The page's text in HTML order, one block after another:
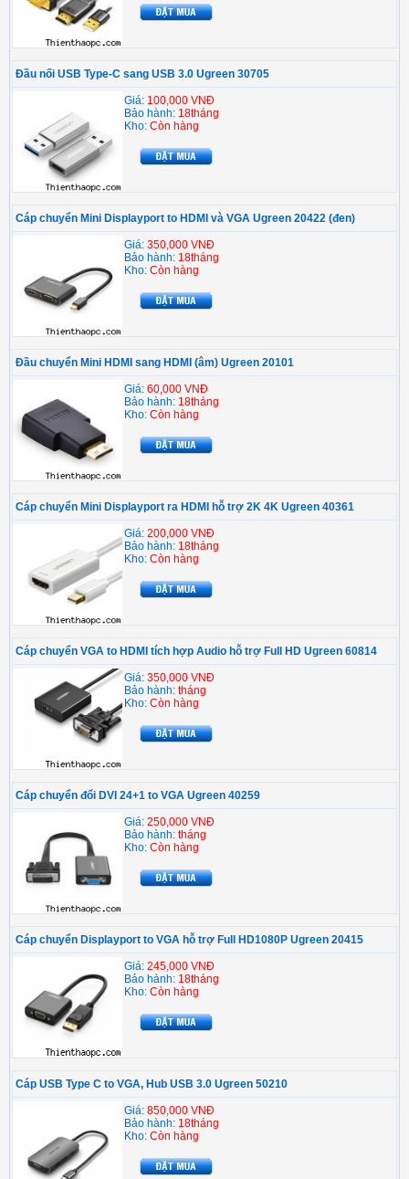
Đầu nối USB Type-C sang USB 3.0 Ugreen 30705
Giá: 100,000 VNĐ
Bảo hành: 18tháng
Kho: Còn hàng
Cáp chuyển Mini Displayport to HDMI và VGA Ugreen 20422 (đen)
Giá: 350,000 VNĐ
Bảo hành: 18tháng
Kho: Còn hàng
Đầu chuyển Mini HDMI sang HDMI (âm) Ugreen 20101
Giá: 60,000 VNĐ
Bảo hành: 18tháng
Kho: Còn hàng
Cáp chuyển Mini Displayport ra HDMI hỗ trợ 2K 4K Ugreen 40361
Giá: 200,000 VNĐ
Bảo hành: 18tháng
Kho: Còn hàng
Cáp chuyển VGA to HDMI tích hợp Audio hỗ trợ Full HD Ugreen 60814
Giá: 350,000 VNĐ
Bảo hành: tháng
Kho: Còn hàng
Cáp chuyển đổi DVI 24+1 to VGA Ugreen 40259
Giá: 250,000 VNĐ
Bảo hành: tháng
Kho: Còn hàng
Cáp chuyển Displayport to VGA hỗ trợ Full HD1080P Ugreen 20415
Giá: 245,000 VNĐ
Bảo hành: 18tháng
Kho: Còn hàng
Cáp USB Type C to VGA, Hub USB 3.0 Ugreen 50210
Giá: 850,000 VNĐ
Bảo hành: 18tháng
Kho: Còn hàng